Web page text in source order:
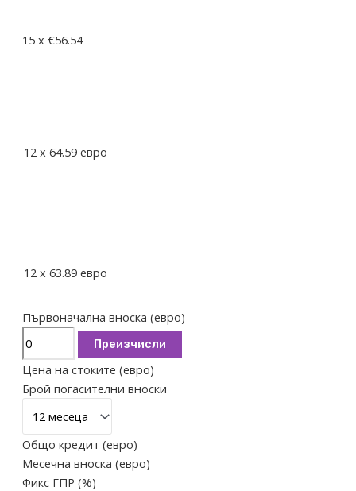
15 x €56.54
12 x 64.59 евро
12 x 63.89 евро
Първоначална вноска (евро)
Преизчисли
Цена на стоките (евро)
Брой погасителни вноски
Общо кредит (евро)
Месечна вноска (евро)
Фикс ГПР (%)